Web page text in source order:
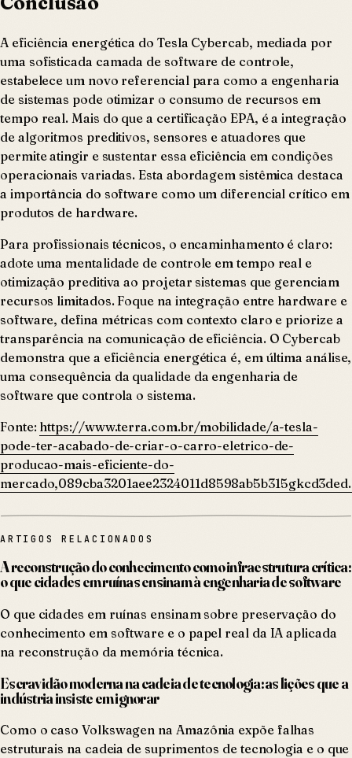
A eficiência energética do Tesla Cybercab, mediada por
uma sofisticada camada de software de controle,
estabelece um novo referencial para como a engenharia
de sistemas pode otimizar o consumo de recursos em
tempo real. Mais do que a certificação EPA, é a integração
de algoritmos preditivos, sensores e atuadores que
permite atingir e sustentar essa eficiência em condições
operacionais variadas. Esta abordagem sistêmica destaca
a importância do software como um diferencial crítico em
produtos de hardware.
Para profissionais técnicos, o encaminhamento é claro:
adote uma mentalidade de controle em tempo real e
otimização preditiva ao projetar sistemas que gerenciam
recursos limitados. Foque na integração entre hardware e
software, defina métricas com contexto claro e priorize a
transparência na comunicação de eficiência. O Cybercab
demonstra que a eficiência energética é, em última análise,
uma consequência da qualidade da engenharia de
software que controla o sistema.
Fonte: https://www.terra.com.br/mobilidade/a-tesla-
pode-ter-acabado-de-criar-o-carro-eletrico-de-
producao-mais-eficiente-do-
ARTIGOS RELACIONADOS
A reconstrução do conhecimento como infraestrutura crítica:
o que cidades em ruínas ensinam à engenharia de software
O que cidades em ruínas ensinam sobre preservação do
conhecimento em software e o papel real da IA aplicada
na reconstrução da memória técnica.
Escravidão moderna na cadeia de tecnologia: as lições que a
indústria insiste em ignorar
Como o caso Volkswagen na Amazônia expõe falhas
estruturais na cadeia de suprimentos de tecnologia e o que